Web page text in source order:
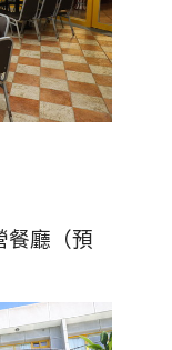
餐廳（預